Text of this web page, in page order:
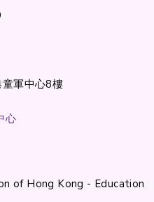
軍中心8樓
心
of Hong Kong - Education